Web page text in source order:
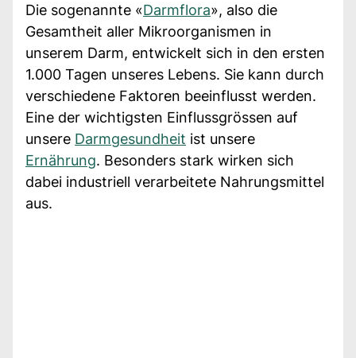
Die sogenannte «Darmflora», also die
Gesamtheit aller Mikroorganismen in
unserem Darm, entwickelt sich in den ersten
1.000 Tagen unseres Lebens. Sie kann durch
verschiedene Faktoren beeinflusst werden.
Eine der wichtigsten Einflussgrössen auf
unsere Darmgesundheit ist unsere
Ernährung. Besonders stark wirken sich
dabei industriell verarbeitete Nahrungsmittel
aus.